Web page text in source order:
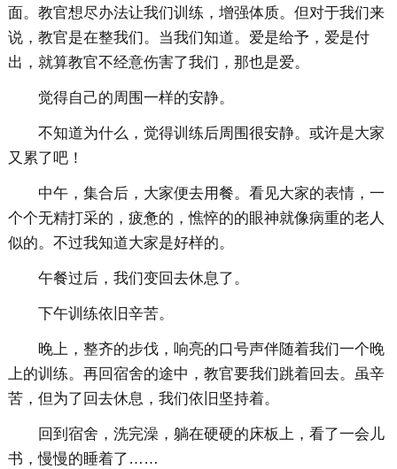
面。教官想尽办法让我们训练，增强体质。但对于我们来
说，教官是在整我们。当我们知道。爱是给予，爱是付
出，就算教官不经意伤害了我们，那也是爱。
觉得自己的周围一样的安静。
不知道为什么，觉得训练后周围很安静。或许是大家
又累了吧！
中午，集合后，大家便去用餐。看见大家的表情，一
个个无精打采的，疲惫的，憔悴的的眼神就像病重的老人
似的。不过我知道大家是好样的。
午餐过后，我们变回去休息了。
下午训练依旧辛苦。
晚上，整齐的步伐，响亮的口号声伴随着我们一个晚
上的训练。再回宿舍的途中，教官要我们跳着回去。虽辛
苦，但为了回去休息，我们依旧坚持着。
回到宿舍，洗完澡，躺在硬硬的床板上，看了一会儿
书，慢慢的睡着了……